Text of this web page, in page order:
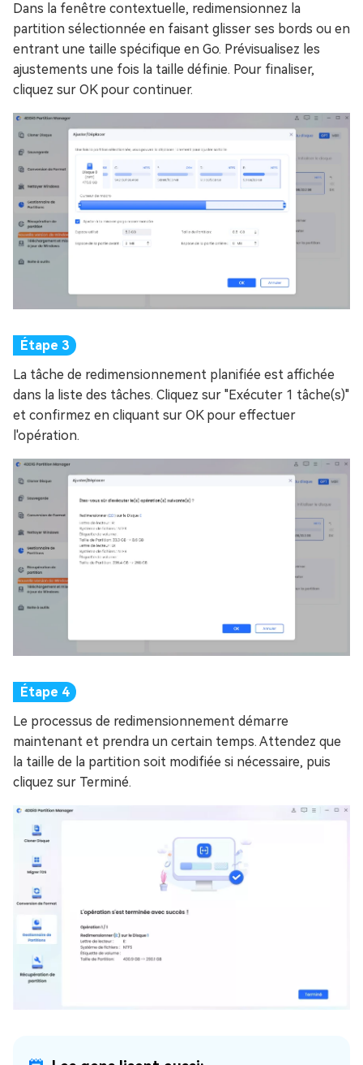
Dans la fenêtre contextuelle, redimensionnez la
partition sélectionnée en faisant glisser ses bords ou en
entrant une taille spécifique en Go. Prévisualisez les
ajustements une fois la taille définie. Pour finaliser,
cliquez sur OK pour continuer.
La tâche de redimensionnement planifiée est affichée
dans la liste des tâches. Cliquez sur "Exécuter 1 tâche(s)"
et confirmez en cliquant sur OK pour effectuer
l'opération.
Le processus de redimensionnement démarre
maintenant et prendra un certain temps. Attendez que
la taille de la partition soit modifiée si nécessaire, puis
cliquez sur Terminé.